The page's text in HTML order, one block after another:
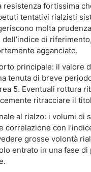
resistenza fortissima
tentativi rialzisti
molta
di
agganciato.
principale: il valore
tenuta di breve
5. Eventuali rottura
ritracciare il
al rialzo: i volumi di
correlazione con
grosse volontà
entrato in una fase di